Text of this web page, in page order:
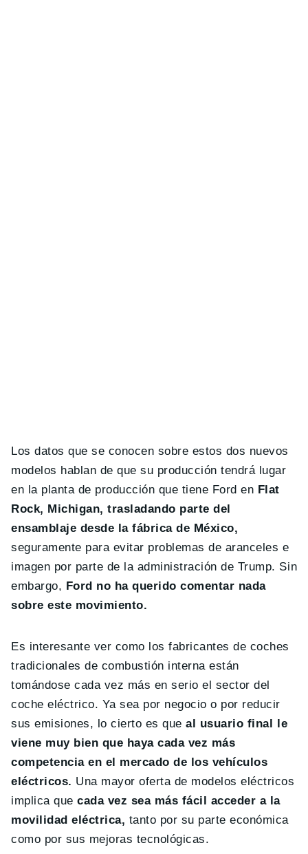
Los datos que se conocen sobre estos dos nuevos
modelos hablan de que su producción tendrá lugar
en la planta de producción que tiene Ford en Flat
Rock, Michigan, trasladando parte del
ensamblaje desde la fábrica de México,
seguramente para evitar problemas de aranceles e
imagen por parte de la administración de Trump. Sin
embargo, Ford no ha querido comentar nada
sobre este movimiento.
Es interesante ver como los fabricantes de coches
tradicionales de combustión interna están
tomándose cada vez más en serio el sector del
coche eléctrico. Ya sea por negocio o por reducir
sus emisiones, lo cierto es queal usuario final le
viene muy bien que haya cada vez más
competencia en el mercado de los vehículos
eléctricos. Una mayor oferta de modelos eléctricos
implica quecada vez sea más fácil acceder a la
movilidad eléctrica, tanto por su parte económica
como por sus mejoras tecnológicas.